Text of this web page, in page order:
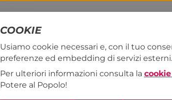
PAP! NOTIZIE NEWS &
COOKIE
Usiamo cookie necessari e, con il tuo
preferenze ed embedding di servizi esterni.
Per ulteriori informazioni consulta la
Potere al Popolo!